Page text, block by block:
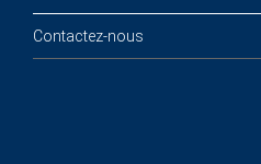
Contactez-nous